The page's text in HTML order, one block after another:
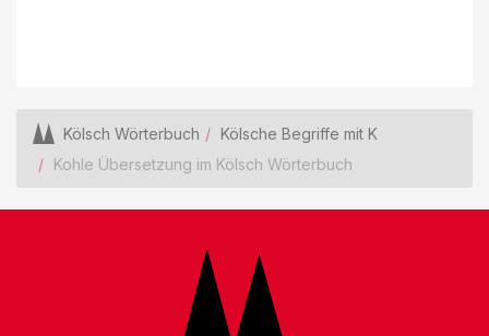
Kölsch Wörterbuch
Kölsche Begriffe mit K
Kohle Übersetzung im Kölsch Wörterbuch